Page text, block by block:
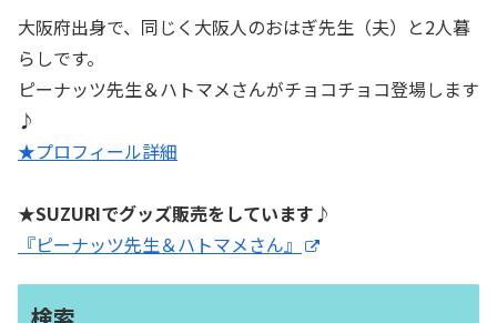
大阪府出身で、同じく大阪人のおはぎ先生（夫）と2人暮
らしです。
ピーナッツ先生＆ハトマメさんがチョコチョコ登場します
♪
★プロフィール詳細
★SUZURIでグッズ販売をしています♪
『ピーナッツ先生＆ハトマメさん』